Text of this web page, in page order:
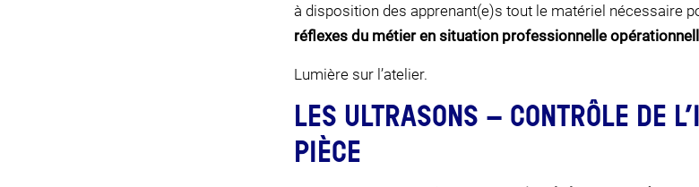
à disposition des apprenant(e)s tout le matériel nécessaire
réflexes du métier en situation professionnelle
Lumière sur l’atelier.
LES ULTRASONS – CONTRÔLE DE
PIÈCE